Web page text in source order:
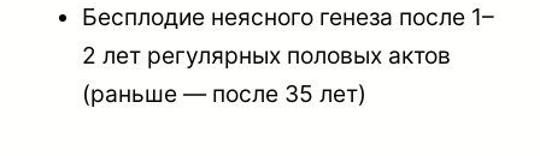
Бесплодие неясного генеза после 1–
2 лет регулярных половых актов
(раньше — после 35 лет)